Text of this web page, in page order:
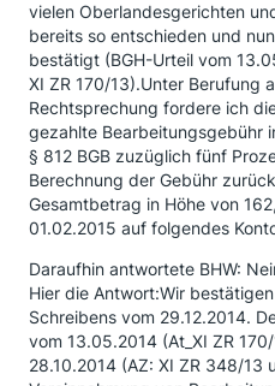
vielen Oberlandesgerichten
bereits so entschieden und
bestätigt (BGH-Urteil vom
XI ZR 170/13).Unter Berufung
Rechtsprechung fordere ich
gezahlte Bearbeitungsgebühr
§ 812 BGB zuzüglich fünf
Berechnung der Gebühr
Gesamtbetrag in Höhe von
01.02.2015 auf folgendes
Daraufhin antwortete BHW:
Hier die Antwort:Wir
Schreibens vom 29.12.2014.
vom 13.05.2014 (At_XI ZR
28.10.2014 (AZ: XI ZR 348/13